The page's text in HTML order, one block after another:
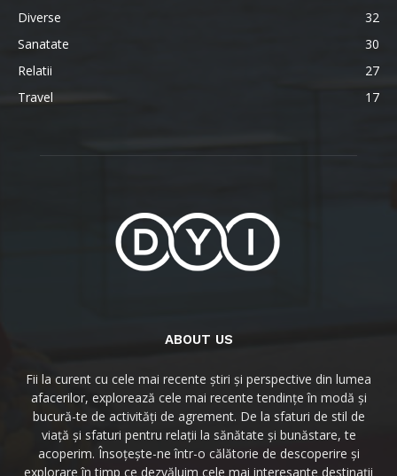
Diverse
32
Sanatate
30
Relatii
27
Travel
17
ABOUT US
Fii la curent cu cele mai recente știri și perspective din lumea
afacerilor, explorează cele mai recente tendințe în modă și
bucură-te de activități de agrement. De la sfaturi de stil de
viață și sfaturi pentru relații la sănătate și bunăstare, te
acoperim. Însoțește-ne într-o călătorie de descoperire și
explorare în timp ce dezvăluim cele mai interesante destinații